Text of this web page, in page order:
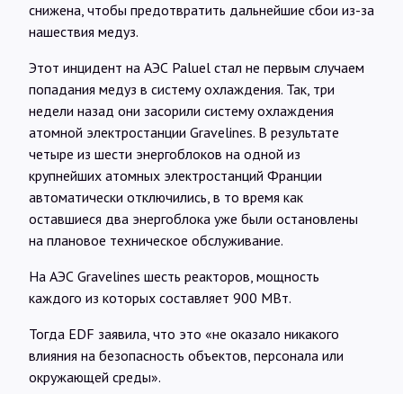
снижена, чтобы предотвратить дальнейшие сбои из-за
нашествия медуз.
Этот инцидент на АЭС Paluel стал не первым случаем
попадания медуз в систему охлаждения. Так, три
недели назад они засорили систему охлаждения
атомной электростанции Gravelines. В результате
четыре из шести энергоблоков на одной из
крупнейших атомных электростанций Франции
автоматически отключились, в то время как
оставшиеся два энергоблока уже были остановлены
на плановое техническое обслуживание.
На АЭС Gravelines шесть реакторов, мощность
каждого из которых составляет 900 МВт.
Тогда EDF заявила, что это «не оказало никакого
влияния на безопасность объектов, персонала или
окружающей среды».